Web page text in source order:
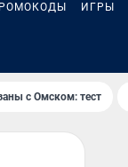
ИГРЫ
с Омском: тест